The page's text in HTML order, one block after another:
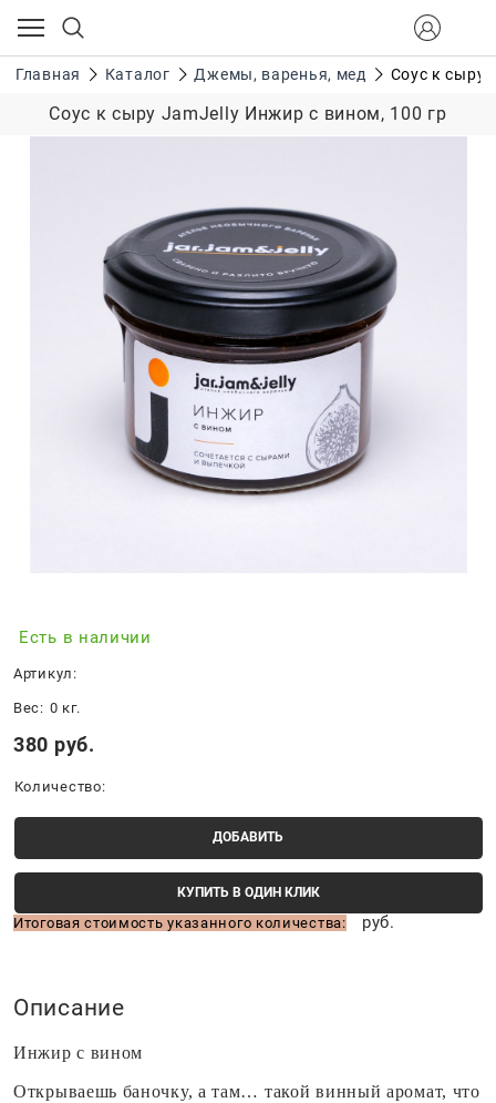
Главная Каталог Джемы, варенья, мед Соус к сыру
Соус к сыру JamJelly Инжир с вином, 100 гр
Есть в наличии
Артикул:
Вес: 0 кг.
380 руб.
Количество:
ДОБАВИТЬ
КУПИТЬ В ОДИН КЛИК
Итоговая стоимость указанного количества: руб.
Описание
Инжир с вином
Открываешь баночку, а там… такой винный аромат, что